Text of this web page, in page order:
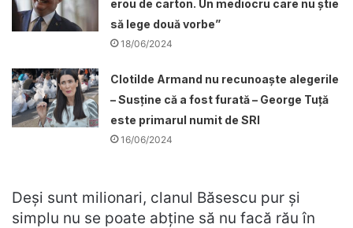
erou de carton. Un mediocru care nu știe
să lege două vorbe”
18/06/2024
Clotilde Armand nu recunoaște alegerile
– Susține că a fost furată – George Tuță
este primarul numit de SRI
16/06/2024
Deși sunt milionari, clanul Băsescu pur și
simplu nu se poate abține să nu facă rău în